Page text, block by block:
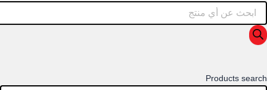
Products search